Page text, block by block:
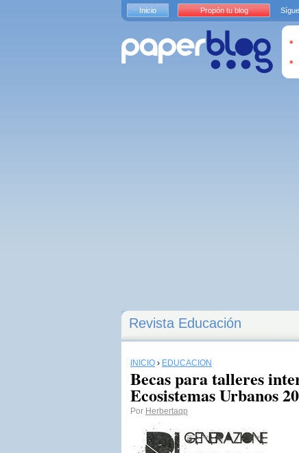
Revista Educación
INICIO › EDUCACIÓN
Becas para talleres
Ecosistemas Urbanos
Por Herbertaqp
Inicio Propón tu blog